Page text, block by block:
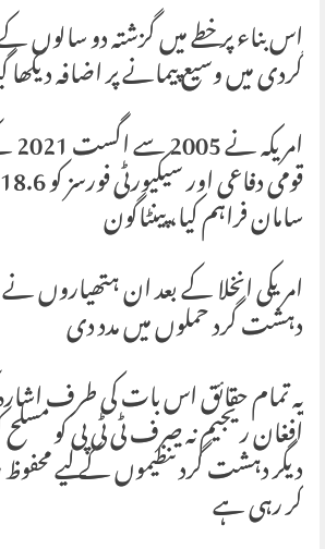
اس بناء پر خطے میں گزشتہ دو
گردی میں وسیع پیمانے پر اضافہ دیکھا
سامان فراہم کیا، پینٹاگون
امریکی انخلا کے بعد ان ہتھیاروں نے
دہشت گرد حملوں میں مدد دی
یہ تمام حقائق اس بات کی طرف
افغان ریجیم نہ صرف ٹی ٹی پی کو
دیگر دہشت گرد تنظیموں کے لیے
کر رہی ہے